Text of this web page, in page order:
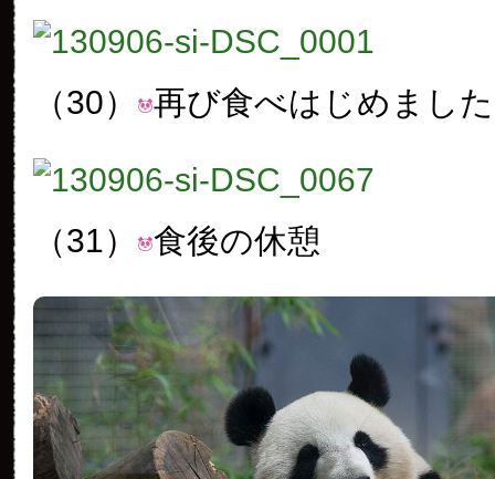
（30） 再び食べはじめました
（31） 食後の休憩